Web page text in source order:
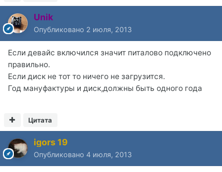
Unik
Опубликовано 2 июля, 2013
Если девайс включился значит питалово подключено
правильно.
Если диск не тот то ничего не загрузится.
Год мануфактуры и диск,должны быть одного года
Цитата
igors 19
Опубликовано 4 июля, 2013